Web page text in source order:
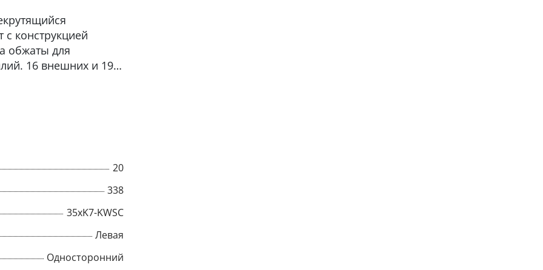
конструкцией
обжаты для
16 внешних и 19
35
каната на
контейнерных,
кранов и для
20
338
35xK7-KWSC
Левая
Односторонний